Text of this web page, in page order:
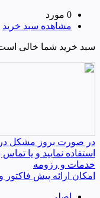
0 مورد
مشاهده سبد خرید
سبد خرید شما خالی
در صورت بروز مشکل در
استفاده نمایید و یا تماس
خدمات و رزومه
امکان ارائه پیش